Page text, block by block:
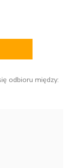
odbioru między: